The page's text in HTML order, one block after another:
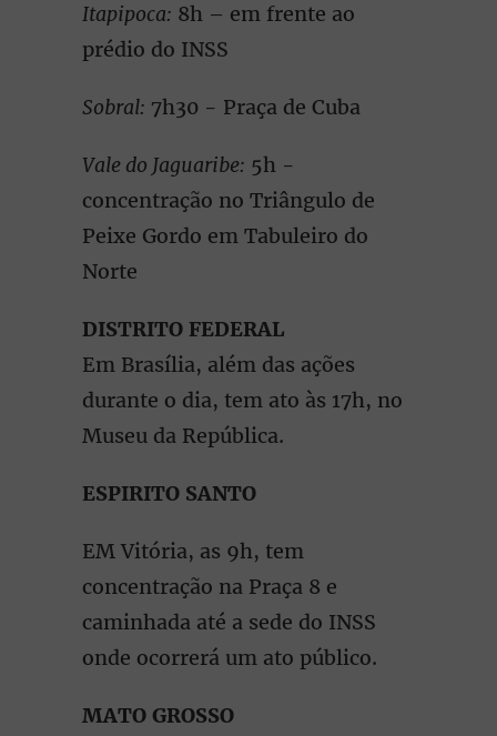
Itapipoca: 8h – em frente ao
prédio do INSS
Sobral: 7h30 - Praça de Cuba
Vale do Jaguaribe: 5h -
concentração no Triângulo de
Peixe Gordo em Tabuleiro do
Norte
DISTRITO FEDERAL
Em Brasília, além das ações
durante o dia, tem ato às 17h, no
Museu da República.
ESPIRITO SANTO
EM Vitória, as 9h, tem
concentração na Praça 8 e
caminhada até a sede do INSS
onde ocorrerá um ato público.
MATO GROSSO